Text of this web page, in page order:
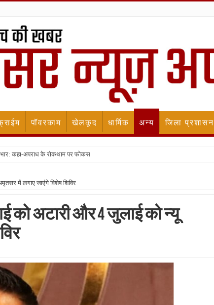
पॉवरकाम खेलकूद धार्मिक अन्य जिला प्रशासन
कहा-अपराध के रोकथाम पर फोकस
में लगाए जाएंगे विशेष शिविर
को अटारी और 4 जुलाई को न्यू